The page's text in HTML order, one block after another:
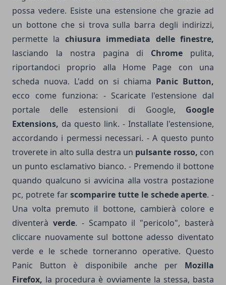
possa vedere. Esiste una estensione che grazie ad
un bottone che si trova sulla barra degli indirizzi,
permette la chiusura immediata delle finestre,
lasciando la nostra pagina di Chrome pulita,
riportandoci proprio alla Home Page con una
scheda nuova. L'add on si chiama Panic Button,
ecco come funziona: - Scaricate l'estensione dal
portale delle estensioni di Google, Google
Extensions, da questo link. - Installate l'estensione,
accordando i permessi necessari. - A questo punto
troverete in alto sulla destra un pulsante rosso, con
un punto esclamativo bianco. - Premendo il bottone
quando qualcuno si avvicina alla vostra postazione
pc, potrete farscomparire tutte le schede aperte. -
Una volta premuto il bottone, cambierà colore e
diventerà verde. - Scampato il "pericolo", basterà
cliccare nuovamente sul bottone adesso diventato
verde e le schede torneranno operative. Questo
Panic Button è disponibile anche per Mozilla
Firefox, la procedura è ovviamente la stessa, basta